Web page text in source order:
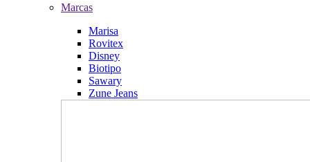
Marcas
Marisa
Rovitex
Disney
Biotipo
Sawary
Zune Jeans